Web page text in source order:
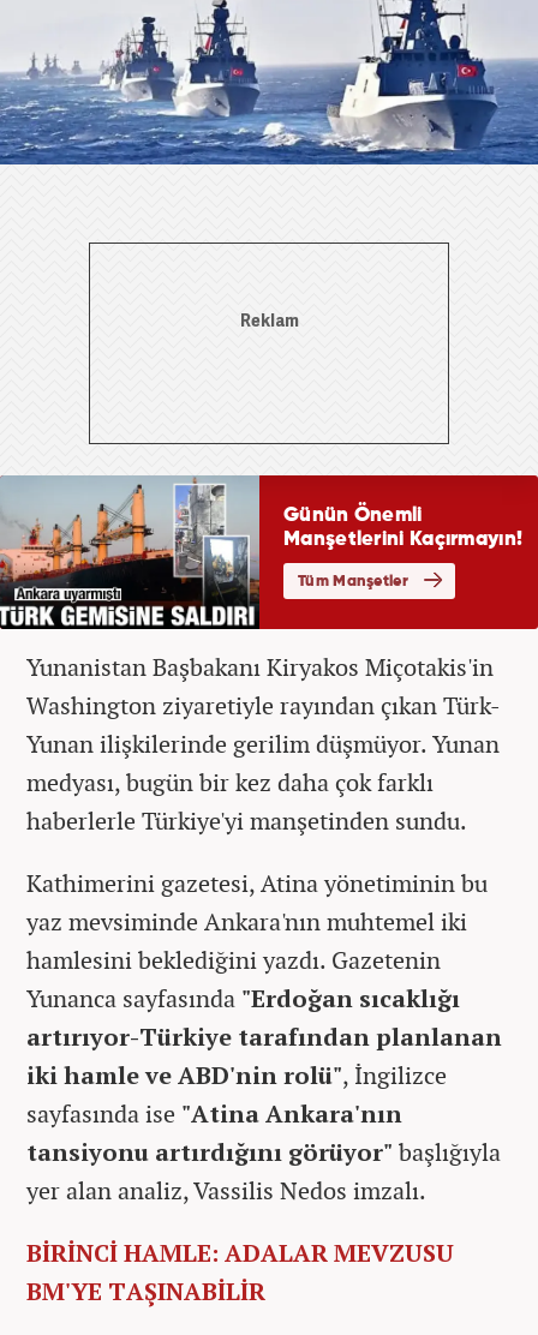
Yunanistan Başbakanı Kiryakos Miçotakis'in
Washington ziyaretiyle rayından çıkan Türk-
Yunan ilişkilerinde gerilim düşmüyor. Yunan
medyası, bugün bir kez daha çok farklı
haberlerle Türkiye'yi manşetinden sundu.
Kathimerini gazetesi, Atina yönetiminin bu
yaz mevsiminde Ankara'nın muhtemel iki
hamlesini beklediğini yazdı. Gazetenin
Yunanca sayfasında "Erdoğan sıcaklığı
artırıyor-Türkiye tarafından planlanan
iki hamle ve ABD'nin rolü", İngilizce
sayfasında ise "Atina Ankara'nın
tansiyonu artırdığını görüyor" başlığıyla
yer alan analiz, Vassilis Nedos imzalı.
BİRİNCİ HAMLE: ADALAR MEVZUSU
BM'YE TAŞINABİLİR